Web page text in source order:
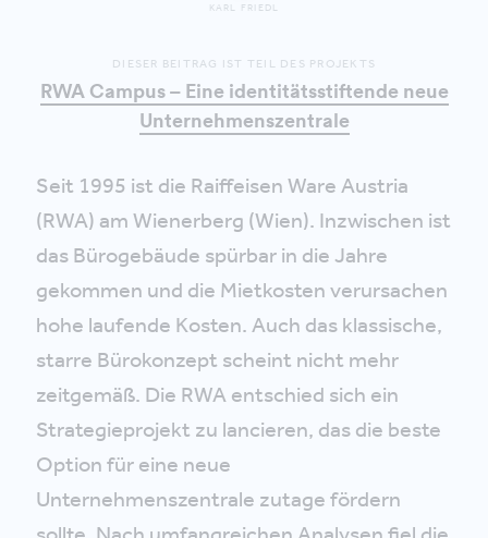
KARL FRIEDL
DIESER BEITRAG IST TEIL DES PROJEKTS
RWA Campus – Eine identitätsstiftende neue
Unternehmenszentrale
Seit 1995 ist die Raiffeisen Ware Austria
(RWA) am Wienerberg (Wien). Inzwischen ist
das Bürogebäude spürbar in die Jahre
gekommen und die Mietkosten verursachen
hohe laufende Kosten. Auch das klassische,
starre Bürokonzept scheint nicht mehr
zeitgemäß. Die RWA entschied sich ein
Strategieprojekt zu lancieren, das die beste
Option für eine neue
Unternehmenszentrale zutage fördern